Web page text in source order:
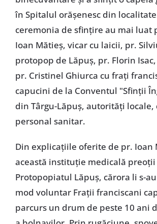
în Spitalul orășenesc din
ceremonia de sfințire au mai luat
Ioan Mătieș, vicar cu laicii, pr.
protopop de Lăpuș, pr. Florin
pr. Cristinel Ghiurca cu frați
capucini de la Conventul "Sfinții
din Târgu-Lăpuș, autorități locale,
personal sanitar.
Din explicațiile oferite de pr. Ioan
această instituție medicală
Protopopiatul Lăpuș, cărora li s-
mod voluntar Frații franciscani
parcurs un drum de peste 10 ani